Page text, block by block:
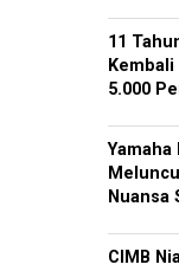
11
5.000
Nuansa
CIMB